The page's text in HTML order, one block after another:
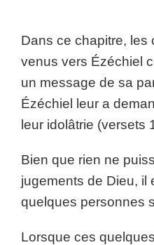
Dans ce chapitre, les
venus vers Ézéchiel
un message de sa
Ézéchiel leur a
leur idolâtrie (versets
Bien que rien ne
jugements de Dieu, il
quelques personnes
Lorsque ces